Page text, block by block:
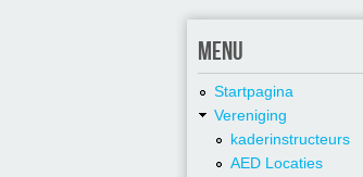
MENU
Startpagina
Vereniging
kaderinstructeurs
AED Locaties